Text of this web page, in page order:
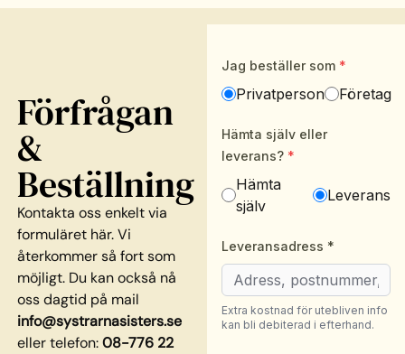
Förfrågan
&
Beställning
Kontakta oss enkelt via
formuläret här. Vi
återkommer så fort som
möjligt. Du kan också nå
oss dagtid på mail
info@systrarnasisters.se
eller telefon:08-776 22